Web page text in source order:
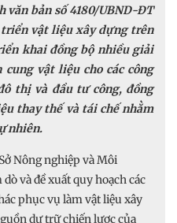
văn bản số 4180/UBND-ĐT
triển vật liệu xây dựng trên
khai đồng bộ nhiều giải
vật liệu cho các công
thị và đầu tư công, đồng
thay thế và tái chế nhằm
nhiên.
Nông nghiệp và Môi
và đề xuất quy hoạch các
phục vụ làm vật liệu xây
dự trữ chiến lược của